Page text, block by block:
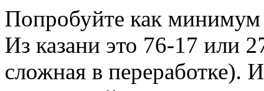
Попробуйте как
Из казани это 76-17 или
сложная в переработке).